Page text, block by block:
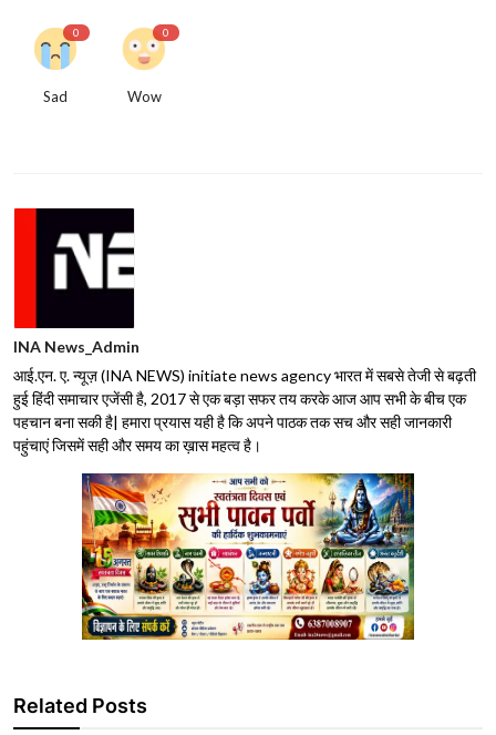
0
Sad
0
Wow
INA News_Admin
आई.एन. ए. न्यूज़ (INA NEWS) initiate news agency भारत में सबसे तेजी से बढ़ती
हुई हिंदी समाचार एजेंसी है, 2017 से एक बड़ा सफर तय करके आज आप सभी के बीच एक
पहचान बना सकी है| हमारा प्रयास यही है कि अपने पाठक तक सच और सही जानकारी
पहुंचाएं जिसमें सही और समय का ख़ास महत्व है।
Related Posts